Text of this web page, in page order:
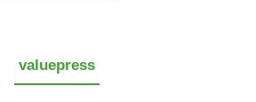
valuepress